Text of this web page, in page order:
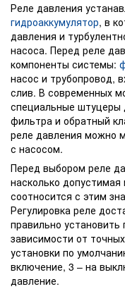
Реле давления
гидроаккумулятор, в
давления и
насоса. Перед реле
компоненты системы:
насос и трубопровод,
слив. В современных
специальные штуцеры
фильтра и обратный
реле давления можно
с насосом.
Перед выбором реле
насколько
соотносится с этим
Регулировка реле
правильно
зависимости от
установки по
включение, 3 – на
давление.